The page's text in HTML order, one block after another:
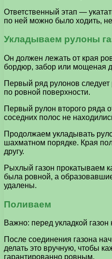
Ответственный этап —
по ней можно было ходить,
Укладываем рулоны
Он должен лежать от края
бордюр, забор или мощеная
Первый ряд рулонов следует
по ровной поверхности.
Первый рулон второго ряда
соседних полос не
Продолжаем укладывать
шахматном порядке. Края
другу.
Рыхлый газон прокатываем
была ровной, а
удалены.
Поливаем
Важно: перед укладкой
После соединения газона
делать это вручную, чтобы
гарантированно ровным.